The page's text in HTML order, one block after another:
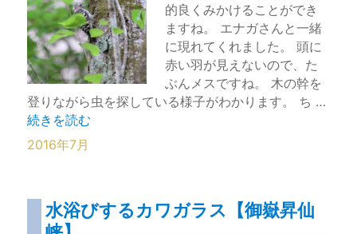
的良くみかけることができ
ますね。 エナガさんと一緒
に現れてくれました。 頭に
赤い羽が見えないので、た
ぶんメスですね。 木の幹を
登りながら虫を探している様子がわかります。 ち …
“木登り大好きコゲラさん【昇仙峡】” の
続きを読む
2016年7月
水浴びするカワガラス【御嶽昇仙